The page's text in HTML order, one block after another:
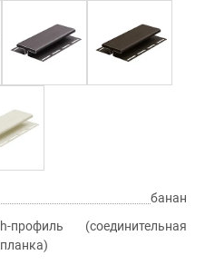
банан
h-профиль (соединительная
планка)